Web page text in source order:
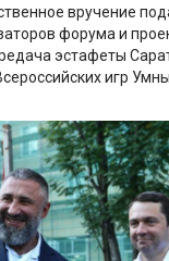
вручение
форума и
эстафеты
игр